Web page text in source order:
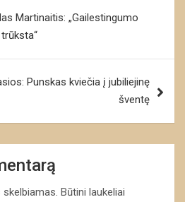
Martinaitis: „Gailestingumo
Punskas kviečia į jubiliejinę
šventę
Būtini laukeliai